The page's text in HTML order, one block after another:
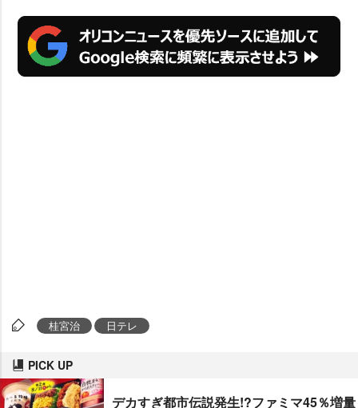
桂宮治 日テレ
PICK UP
デカすぎ都市伝説発生!?ファミマ45％増量